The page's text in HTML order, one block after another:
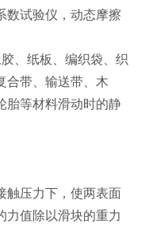
数试验仪，动态摩擦
、纸板、编织袋、织
合带、输送带、木
胎等材料滑动时的静
触压力下，使两表面
力值除以滑块的重力